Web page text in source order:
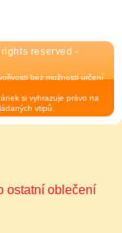
reserved -
bez možnosti určení
si vyhrazuje právo na
vtipů.
ostatní oblečení